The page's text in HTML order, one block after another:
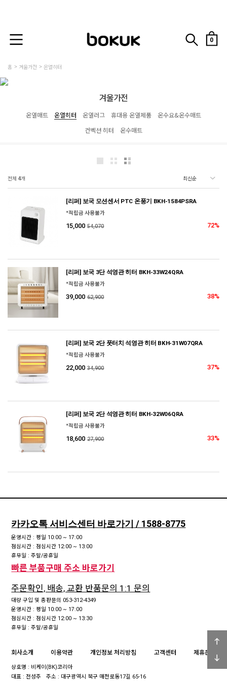
0
홈 겨울가전 온열히터
겨울가전
온열매트 온열히터 온열러그 휴대용 온열제품
온수요&온수매트
컨벡션 히터
온수매트
전체 4개
[리퍼] 보국 모션센서 PTC 온풍기 BKH-1584PSRA
*적립금 사용불가
72%
15,000 54,070
[리퍼] 보국 3단 석영관 히터 BKH-33W24QRA
*적립금 사용불가
38%
39,000 62,900
[리퍼] 보국 2단 풋터치 석영관 히터 BKH-31W07QRA
*적립금 사용불가
37%
22,000 34,900
[리퍼] 보국 2단 석영관 히터 BKH-32W06QRA
*적립금 사용불가
33%
18,600 27,900
카카오톡 서비스센터 바로가기 / 1588-8775
운영시간 : 평일 10:00 ~ 17:00
점심시간 : 점심시간 12:00 ~ 13:00
휴무일 : 주말/공휴일
빠른 부품구매 주소 바로가기
주문확인, 배송, 교환 반품문의 1:1 문의
대량 구입 및 총판문의 053-312-4349
운영시간 : 평일 10:00 ~ 17:00
점심시간 : 점심시간 12:00 ~ 13:30
휴무일 : 주말/공휴일
회사소개 이용약관 개인정보 처리방침 고객센터 제휴문의
상호명 : 비케이(BK)코리아
대표 : 전성주
주소 : 대구광역시 북구 매천로동17길 65-16